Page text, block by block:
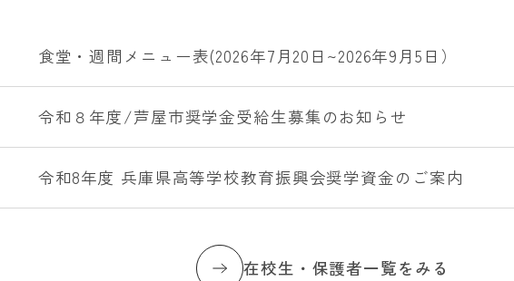
食堂・週間メニュー表(2026年7月20日~2026年9月5日）
令和８年度/芦屋市奨学金受給生募集のお知らせ
令和8年度 兵庫県高等学校教育振興会奨学資金のご案内
在校生・保護者一覧をみる